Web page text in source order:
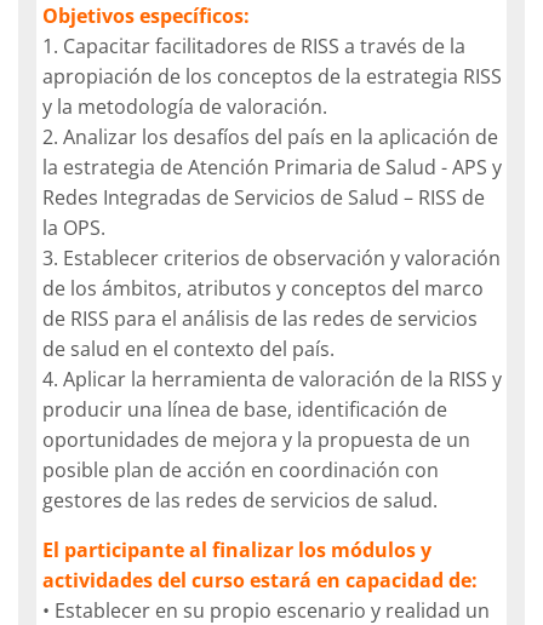
Objetivos específicos:
1. Capacitar facilitadores de RISS a través de la
apropiación de los conceptos de la estrategia RISS
y la metodología de valoración.
2. Analizar los desafíos del país en la aplicación de
la estrategia de Atención Primaria de Salud - APS y
Redes Integradas de Servicios de Salud – RISS de
la OPS.
3. Establecer criterios de observación y valoración
de los ámbitos, atributos y conceptos del marco
de RISS para el análisis de las redes de servicios
de salud en el contexto del país.
4. Aplicar la herramienta de valoración de la RISS y
producir una línea de base, identificación de
oportunidades de mejora y la propuesta de un
posible plan de acción en coordinación con
gestores de las redes de servicios de salud.
El participante al finalizar los módulos y
actividades del curso estará en capacidad de:
• Establecer en su propio escenario y realidad un